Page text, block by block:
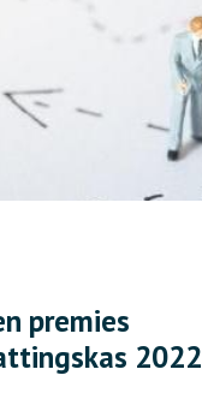
premies
2022